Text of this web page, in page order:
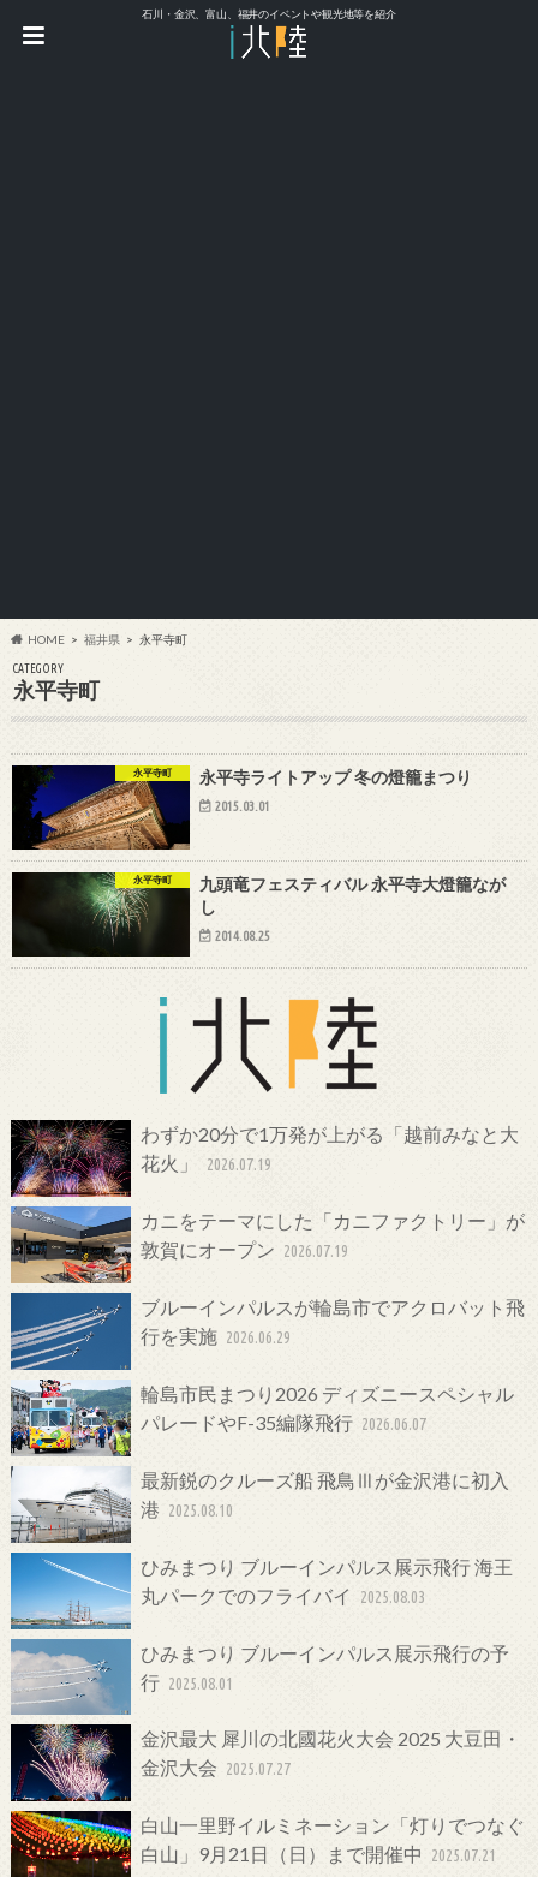
石川・金沢、富山、福井のイベントや観光地等を紹介
HOME 福井県 永平寺町
CATEGORY
永平寺町
永平寺町 永平寺ライトアップ 冬の燈籠まつり
2015.03.01
永平寺町
九頭竜フェスティバル 永平寺大燈籠なが
し
2014.08.25
わずか20分で1万発が上がる「越前みなと大
花火」
2026.07.19
カニをテーマにした「カニファクトリー」が
敦賀にオープン 2026.07.19
ブルーインパルスが輪島市でアクロバット飛
行を実施 2026.06.29
輪島市民まつり2026 ディズニースペシャル
パレードやF-35編隊飛行 2026.06.07
最新鋭のクルーズ船 飛鳥Ⅲが金沢港に初入
港 2025.08.10
ひみまつり ブルーインパルス展示飛行 海王
丸パークでのフライバイ
2025.08.03
ひみまつり ブルーインパルス展示飛行の予
行 2025.08.01
金沢最大 犀川の北國花火大会 2025 大豆田・
金沢大会 2025.07.27
白山一里野イルミネーション「灯りでつなぐ
白山」9月21日（日）まで開催中
2025.07.21